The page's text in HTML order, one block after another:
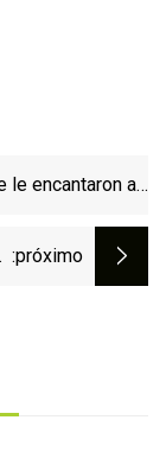
le encantaron a
:próximo